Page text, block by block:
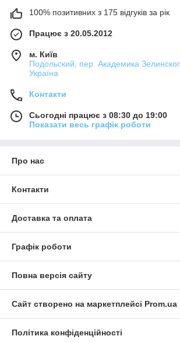
100% позитивних з 175 відгуків за рік
Працює з 20.05.2012
м. Київ
Подольский, пер. Академика
Україна
Контакти
Сьогодні працює з 08:30 до 19:00
Показати весь графік роботи
Про нас
Контакти
Доставка та оплата
Графік роботи
Повна версія сайту
Сайт створено на маркетплейсі Prom.ua
Політика конфіденційності